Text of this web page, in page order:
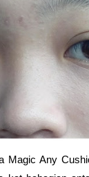
Magic Any